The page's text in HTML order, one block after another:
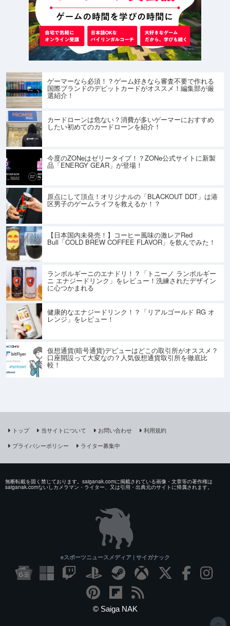
ゲーマーなら必須！？ゲーム好きなら審査不要で作れる
国際ブランドのデビットカードがオススメ！編集部が厳
選紹介！
カードローンは危ない？消費が多いゲーマーにおすすめ
したい初めてのカードローンを紹介！
今度のZONeはゼリータイプ！？ZONe公式サイトに新製
品「ENERGY GEAR」が登場！
原点にして頂点！オリジナルの「BLACKOUT DDT」は港
区男子のゲームライフを救えるか！？
【日本国内未発売！】コーヒー風味の激レアRed
Bull「COLD BREW COFFEE FLAVOR」を飲んでみた！
ランボルギーニのエナドリ！？「トニーノ ランボルギー
ニ エナジードリンク」をレビュー！洗練されたデザイン
に心つかまれる
健康的なエナジードリンク！？「リアルゴールド RG オ
レンジ」をレビュー！
仮想通貨(暗号通貨)デビューはどこの取引所がオススメ？
口座開設って大変なの？人気仮想通貨取引所を徹底比
較！
トップ 当サイトについて お問い合わせ
利用規約
プライバシーポリシー
ライター募集中
無断転載を固く禁じております。saiganak.comに掲載されている画像・文章等の著作権は
saiganak.comないしカメラマン・ライター、又は引用・出典元のサイトに帰属されます。
eスポーツニュースメディア | サイガナック
© Saiga NAK